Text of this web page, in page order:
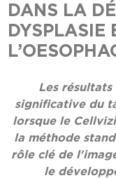
DANS LA
DYSPLASIE
Les
significative du
lorsque le
la méthode
rôle clé de
le